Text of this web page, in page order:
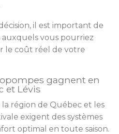
il est important de
vous pourriez
le coût réel de votre
gagnent en
et Lévis
région de Québec et les
exigent des systèmes
optimal en toute saison.